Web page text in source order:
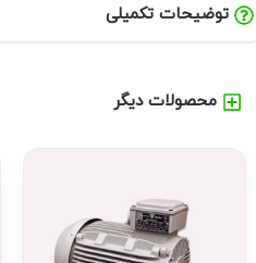
توضیحات تکمیلی
محصولات دیگر